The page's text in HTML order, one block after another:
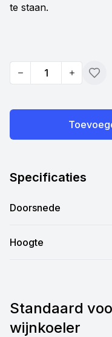
te staan.
Quantity
Specificaties
Doorsnede
Hoogte
Standaard
wijnkoeler